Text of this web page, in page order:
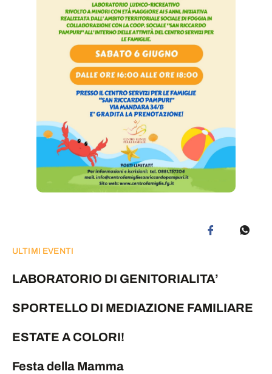
ULTIMI EVENTI
LABORATORIO DI GENITORIALITA’
SPORTELLO DI MEDIAZIONE FAMILIARE
ESTATE A COLORI!
Festa della Mamma